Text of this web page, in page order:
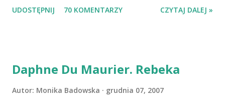
Losowanie odbędzie się w niedzielę o 8:00. Zapraszam
UDOSTĘPNIJ 70 KOMENTARZY CZYTAJ DALEJ »
Daphne Du Maurier. Rebeka
Autor: Monika Badowska grudnia 07, 2007